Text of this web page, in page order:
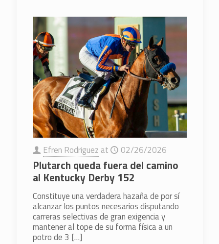
Efren Rodriguez at 02/26/2026
Plutarch queda fuera del camino
al Kentucky Derby 152
Constituye una verdadera hazaña de por sí
alcanzar los puntos necesarios disputando
carreras selectivas de gran exigencia y
mantener al tope de su forma física a un
potro de 3 […]